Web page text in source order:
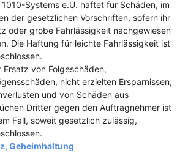
1010-Systems e.U. haftet für Schäden, im
der gesetzlichen Vorschriften, sofern ihr
oder grobe Fahrlässigkeit nachgewiesen
Die Haftung für leichte Fahrlässigkeit ist
Ersatz von Folgeschäden,
nicht erzielten Ersparnissen,
und von Schäden aus
Dritter gegen den Auftragnehmer ist
Fall, soweit gesetzlich zulässig,
Geheimhaltung